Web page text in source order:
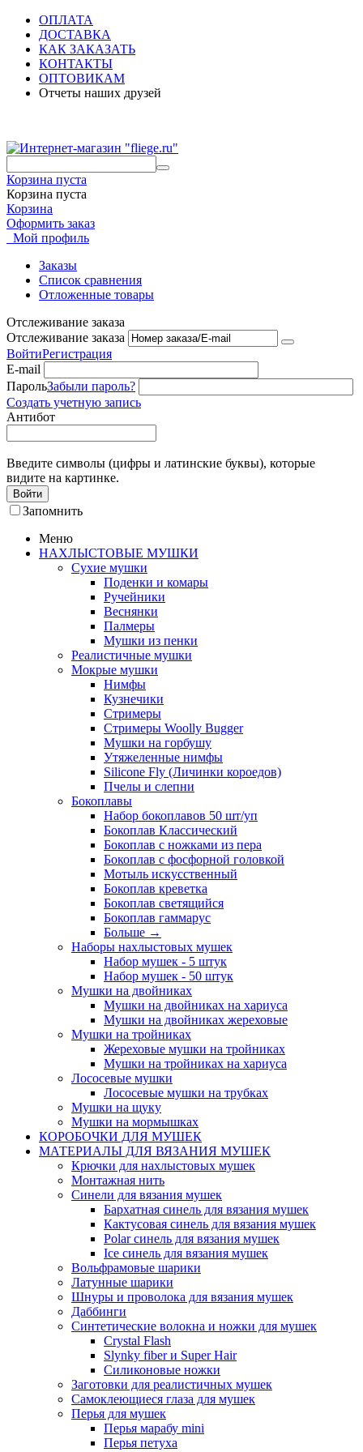
ОПЛАТА
ДОСТАВКА
КАК ЗАКАЗАТЬ
КОНТАКТЫ
ОПТОВИКАМ
Отчеты наших друзей
Корзина пуста
Корзина пуста
Корзина
Оформить заказ
Мой профиль
Заказы
Список сравнения
Отложенные товары
Отслеживание заказа
Отслеживание заказа
ВойтиРегистрация
E-mail
ПарольЗабыли пароль?
Создать учетную запись
Антибот
Введите символы (цифры и латинские буквы), которые
видите на картинке.
Войти
Запомнить
Меню
НАХЛЫСТОВЫЕ МУШКИ
Сухие мушки
Поденки и комары
Ручейники
Веснянки
Палмеры
Мушки из пенки
Реалистичные мушки
Мокрые мушки
Нимфы
Кузнечики
Стримеры
Стримеры Woolly Bugger
Мушки на горбушу
Утяжеленные нимфы
Silicone Fly (Личинки короедов)
Пчелы и слепни
Бокоплавы
Набор бокоплавов 50 шт/уп
Бокоплав Классический
Бокоплав с ножками из пера
Бокоплав с фосфорной головкой
Мотыль искусственный
Бокоплав креветка
Бокоплав светящийся
Бокоплав гаммарус
Больше →
Наборы нахлыстовых мушек
Набор мушек - 5 штук
Набор мушек - 50 штук
Мушки на двойниках
Мушки на двойниках на хариуса
Мушки на двойниках жереховые
Мушки на тройниках
Жереховые мушки на тройниках
Мушки на тройниках на хариуса
Лососевые мушки
Лососевые мушки на трубках
Мушки на щуку
Мушки на мормышках
КОРОБОЧКИ ДЛЯ МУШЕК
МАТЕРИАЛЫ ДЛЯ ВЯЗАНИЯ МУШЕК
Крючки для нахлыстовых мушек
Монтажная нить
Синели для вязания мушек
Бархатная синель для вязания мушек
Кактусовая синель для вязания мушек
Polar синель для вязания мушек
Ice синель для вязания мушек
Вольфрамовые шарики
Латунные шарики
Шнуры и проволока для вязания мушек
Даббинги
Синтетические волокна и ножки для мушек
Crystal Flash
Slynky fiber и Super Hair
Силиконовые ножки
Заготовки для реалистичных мушек
Самоклеющиеся глаза для мушек
Перья для мушек
Перья марабу mini
Перья петуха